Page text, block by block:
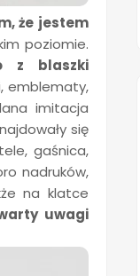
że jestem
poziomie.
z blaszki
emblematy,
imitacja
się
gaśnica,
nadruków,
na klatce
uwagi